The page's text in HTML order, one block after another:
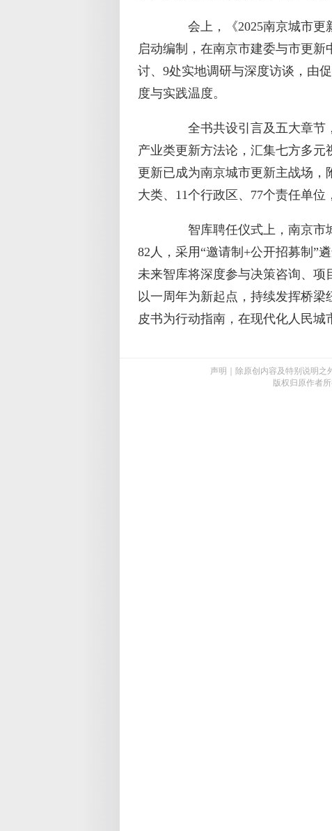
会上，《2025南京城市更新
启动编制，在南京市建委与市更
讨、9处实地调研与深度访谈，由
度与实践温度。
全书共设引言及五大章节
产业类更新方法论，汇集七方多元
更新已成为南京城市更新主战场，
大类、11个行政区、77个责任单位
智库聘任仪式上，南京市
82人，采用“邀请制+公开招募制”
未来智库将深度参与决策咨询、项
以一周年为新起点，持续发挥桥
皮书为行动指南，在现代化人民城
声明｜除原创内容及特别说明之
版权归原作者